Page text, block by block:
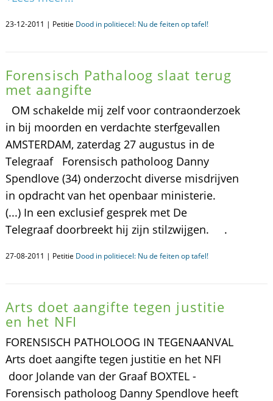
23-12-2011 | Petitie Dood in politiecel: Nu de feiten op tafel!
Forensisch Pathaloog slaat terug
met aangifte
OM schakelde mij zelf voor contraonderzoek
in bij moorden en verdachte sterfgevallen
AMSTERDAM, zaterdag 27 augustus in de
Telegraaf Forensisch patholoog Danny
Spendlove (34) onderzocht diverse misdrijven
in opdracht van het openbaar ministerie.
(...) In een exclusief gesprek met De
Telegraaf doorbreekt hij zijn stilzwijgen. .
27-08-2011 | Petitie Dood in politiecel: Nu de feiten op tafel!
Arts doet aangifte tegen justitie
en het NFI
FORENSISCH PATHOLOOG IN TEGENAANVAL
Arts doet aangifte tegen justitie en het NFI
door Jolande van der Graaf BOXTEL -
Forensisch patholoog Danny Spendlove heeft